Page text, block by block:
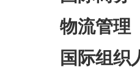
物流管理
国际组织